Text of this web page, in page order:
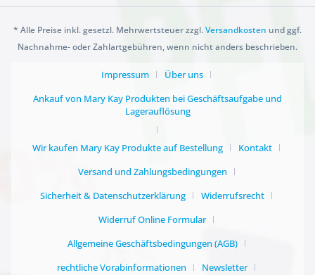
* Alle Preise inkl. gesetzl. Mehrwertsteuer zzgl.Versandkosten und ggf.
Nachnahme- oder Zahlartgebühren, wenn nicht anders beschrieben.
Impressum
Über uns
Ankauf von Mary Kay Produkten bei Geschäftsaufgabe und
Lagerauflösung
Wir kaufen Mary Kay Produkte auf Bestellung
Kontakt
Versand und Zahlungsbedingungen
Sicherheit & Datenschutzerklärung
Widerrufsrecht
Widerruf Online Formular
Allgemeine Geschäftsbedingungen (AGB)
rechtliche Vorabinformationen
Newsletter